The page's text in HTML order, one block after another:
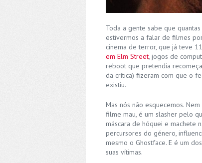
Toda a gente sabe que
estivermos a falar de filmes
cinema de terror, que já teve
em Elm Street, jogos de
reboot que pretendia
da crítica) fizeram com que o
existiu.
Mas nós não esquecemos.
filme mau, é um slasher pelo
máscara de hóquei e machete
percursores do género,
mesmo o Ghostface. E é um
suas vítimas.